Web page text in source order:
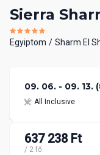
Sierra
Egyiptom Sharm El
09. 06. - 09. 13.
All Inclusive
637 238 Ft
/ 2 fő